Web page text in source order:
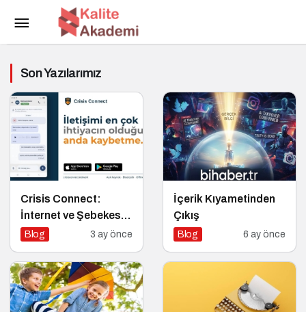
Son Yazılarımız
Crisis Connect:
İnternet ve Şebekesiz
Çalışabilen Açık
Uygulaması
Blog 3 ay önce
İçerik Kıyametinden
Çıkış
Blog 6 ay önce